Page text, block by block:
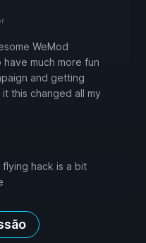
WeMod
much more fun
and getting
this changed all my
hack is a bit